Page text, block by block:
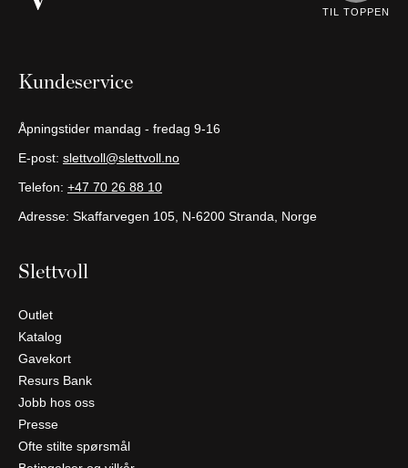
handle
Kundeservice
Åpningstider mandag - fredag 9-16
E-post: slettvoll@slettvoll.no
Telefon: +47 70 26 88 10
Adresse: Skaffarvegen 105, N-6200 Stranda, Norge
Slettvoll
Outlet
Katalog
Gavekort
Resurs Bank
Jobb hos oss
Presse
Ofte stilte spørsmål
TIL TOPPEN